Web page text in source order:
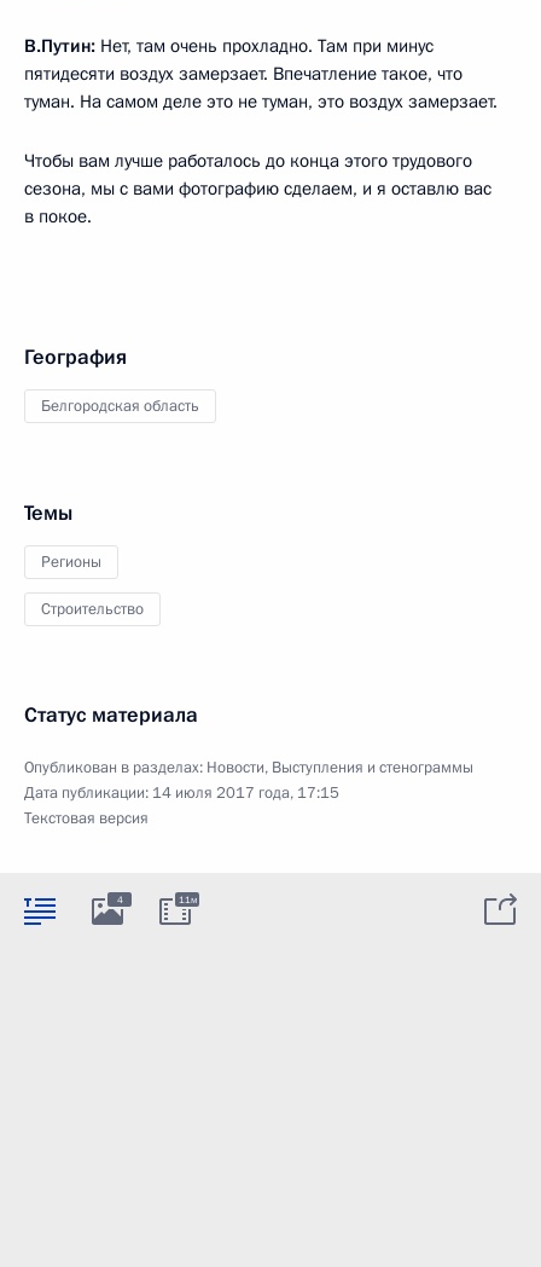
В.Путин: Нет, там очень прохладно. Там при минус
пятидесяти воздух замерзает. Впечатление такое, что
туман. На самом деле это не туман, это воздух замерзает.
Чтобы вам лучше работалось до конца этого трудового
сезона, мы с вами фотографию сделаем, и я оставлю вас
в покое.
География
Белгородская область
Темы
Регионы
Строительство
Статус материала
Опубликован в разделах: Новости, Выступления и стенограммы
Дата публикации: 14 июля 2017 года, 17:15
Текстовая версия
4 11м